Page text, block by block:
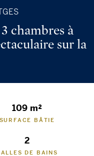
chambres à
sur la
109 m²
SURFACE BÂTIE
2
DE BAINS